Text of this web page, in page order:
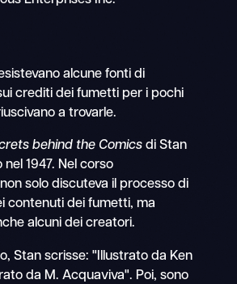
alcune fonti di
crediti dei fumetti per i pochi
a trovarle.
behind the Comicsdi Stan
nel 1947. Nel corso
solo discuteva il processo di
contenuti dei fumetti, ma
alcuni dei creatori.
Stan scrisse: "Illustrato da Ken
da M. Acquaviva". Poi, sono